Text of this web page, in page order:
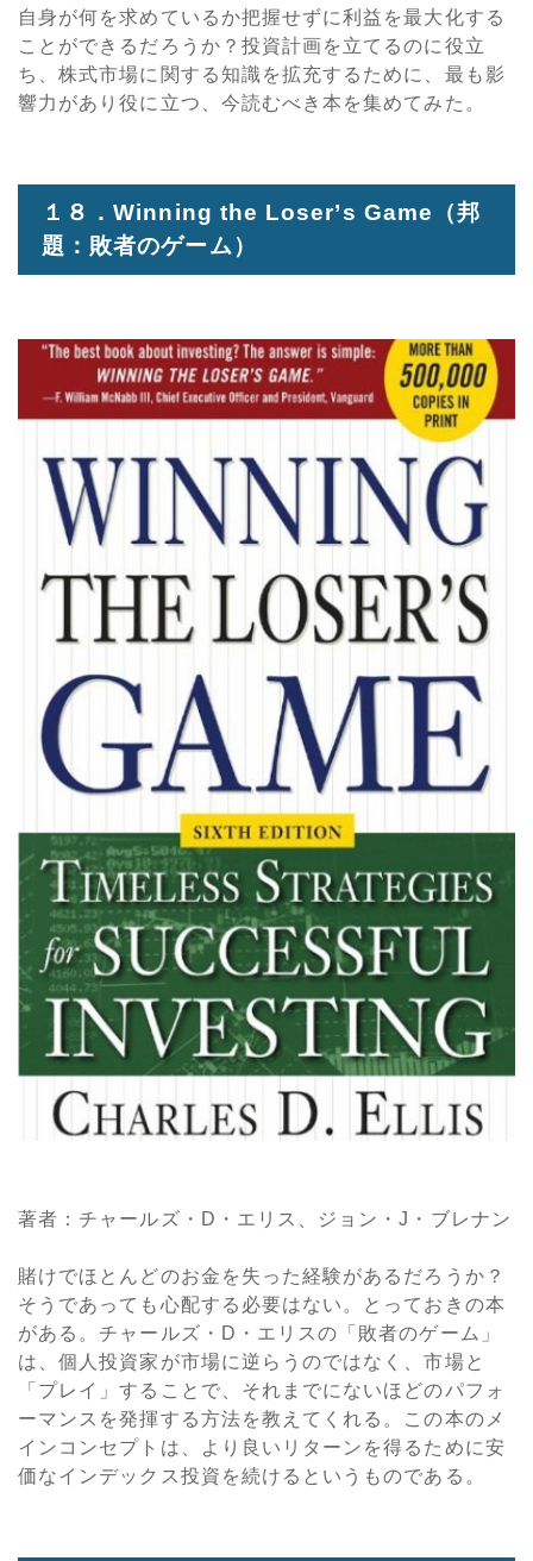
自身が何を求めているか把握せずに利益を最大化する
ことができるだろうか？投資計画を立てるのに役立
ち、株式市場に関する知識を拡充するために、最も影
響力があり役に立つ、今読むべき本を集めてみた。
１８．Winning the Loser’s Game （邦
題：敗者のゲーム）
著者：チャールズ・D・エリス、ジョン・J・ブレナン
賭けでほとんどのお金を失った経験があるだろうか？
そうであっても心配する必要はない。とっておきの本
がある。チャールズ・D・エリスの「敗者のゲーム」
は、個人投資家が市場に逆らうのではなく、市場と
「プレイ」することで、それまでにないほどのパフォ
ーマンスを発揮する方法を教えてくれる。この本のメ
インコンセプトは、より良いリターンを得るために安
価なインデックス投資を続けるというものである。